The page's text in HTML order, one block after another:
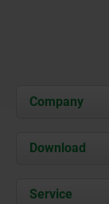
Company
About us
Contact
Download
Documents
Service